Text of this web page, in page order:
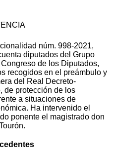
núm. 998-2021,
diputados del Grupo
de los Diputados,
recogidos en el preámbulo y
del Real Decreto-
de protección de los
a situaciones de
Ha intervenido el
ponente el magistrado don